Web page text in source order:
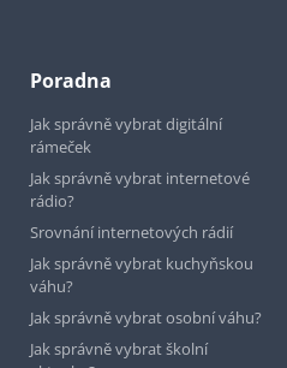
Poradna
Jak správně vybrat digitální
rámeček
Jak správně vybrat internetové
rádio?
Srovnání internetových rádií
Jak správně vybrat kuchyňskou
váhu?
Jak správně vybrat osobní váhu?
Jak správně vybrat školní